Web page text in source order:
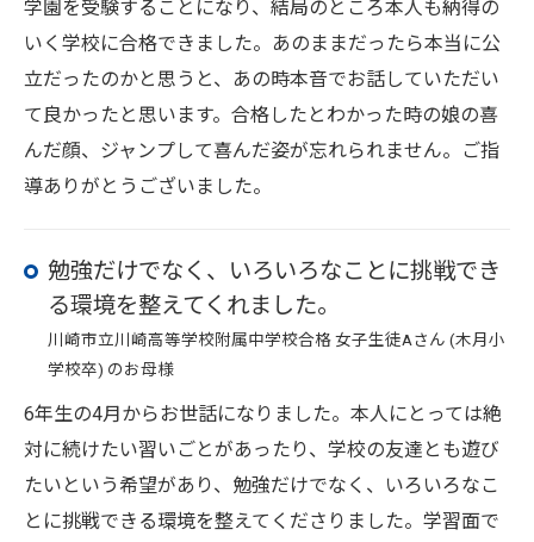
学園を受験することになり、結局のところ本人も納得の
いく学校に合格できました。あのままだったら本当に公
立だったのかと思うと、あの時本音でお話していただい
て良かったと思います。合格したとわかった時の娘の喜
んだ顔、ジャンプして喜んだ姿が忘れられません。ご指
導ありがとうございました。
勉強だけでなく、いろいろなことに挑戦でき
る環境を整えてくれました。
川崎市立川崎高等学校附属中学校合格 女子生徒Aさん (木月小
学校卒) のお母様
6年生の4月からお世話になりました。本人にとっては絶
対に続けたい習いごとがあったり、学校の友達とも遊び
たいという希望があり、勉強だけでなく、いろいろなこ
とに挑戦できる環境を整えてくださりました。学習面で